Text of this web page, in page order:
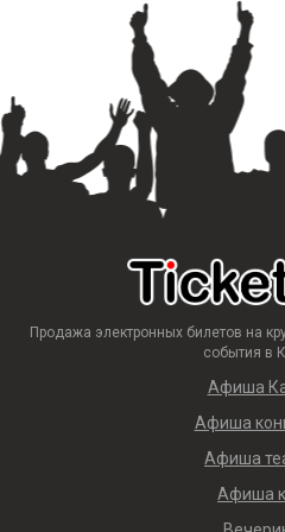
Продажа электронных билетов на
события в
Афиша
Афиша
Афиша
Афиша